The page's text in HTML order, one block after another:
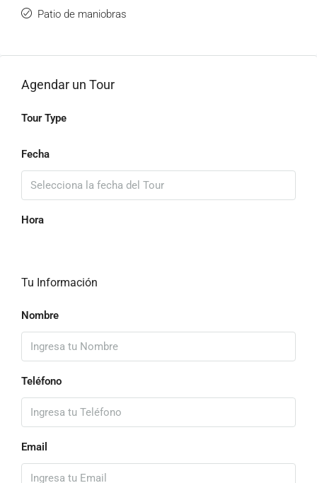
Patio de maniobras
Agendar un Tour
Tour Type
Fecha
Hora
Tu Información
Nombre
Teléfono
Email